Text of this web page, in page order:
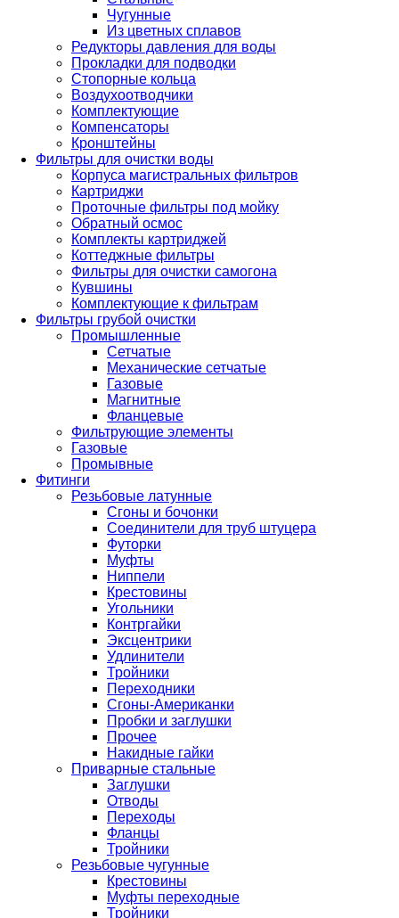
Чугунные
Из цветных сплавов
Редукторы давления для воды
Прокладки для подводки
Стопорные кольца
Воздухоотводчики
Комплектующие
Компенсаторы
Кронштейны
Фильтры для очистки воды
Корпуса магистральных фильтров
Картриджи
Проточные фильтры под мойку
Обратный осмос
Комплекты картриджей
Коттеджные фильтры
Фильтры для очистки самогона
Кувшины
Комплектующие к фильтрам
Фильтры грубой очистки
Промышленные
Сетчатые
Механические сетчатые
Газовые
Магнитные
Фланцевые
Фильтрующие элементы
Газовые
Промывные
Фитинги
Резьбовые латунные
Сгоны и бочонки
Соединители для труб штуцера
Футорки
Муфты
Ниппели
Крестовины
Угольники
Контргайки
Эксцентрики
Удлинители
Тройники
Переходники
Сгоны-Американки
Пробки и заглушки
Прочее
Накидные гайки
Приварные стальные
Заглушки
Отводы
Переходы
Фланцы
Тройники
Резьбовые чугунные
Крестовины
Муфты переходные
Тройники